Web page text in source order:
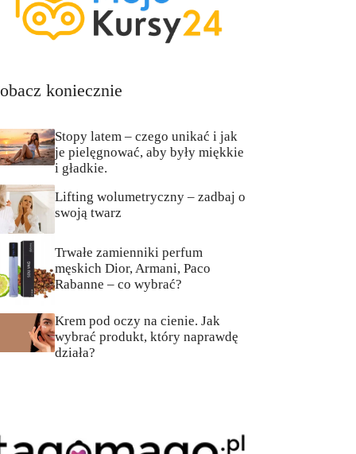
koniecznie
Stopy latem – czego unikać i jak
je pielęgnować, aby były miękkie
i gładkie.
Lifting wolumetryczny – zadbaj o
swoją twarz
Trwałe zamienniki perfum
męskich Dior, Armani, Paco
Rabanne – co wybrać?
Krem pod oczy na cienie. Jak
wybrać produkt, który naprawdę
działa?